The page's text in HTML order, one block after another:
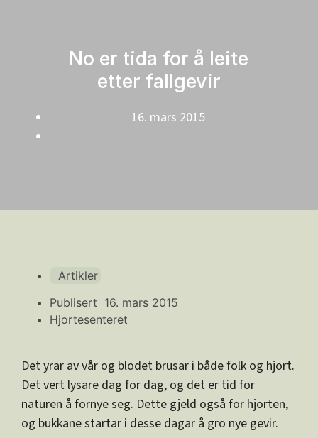
No er tida for å leite
etter fallgevir
16. mars 2015
-
Artikler
Publisert 16. mars 2015
Hjortesenteret
Det yrar av vår og blodet brusar i både folk og hjort.
Det vert lysare dag for dag, og det er tid for
naturen å fornye seg. Dette gjeld også for hjorten,
og bukkane startar i desse dagar å gro nye gevir.